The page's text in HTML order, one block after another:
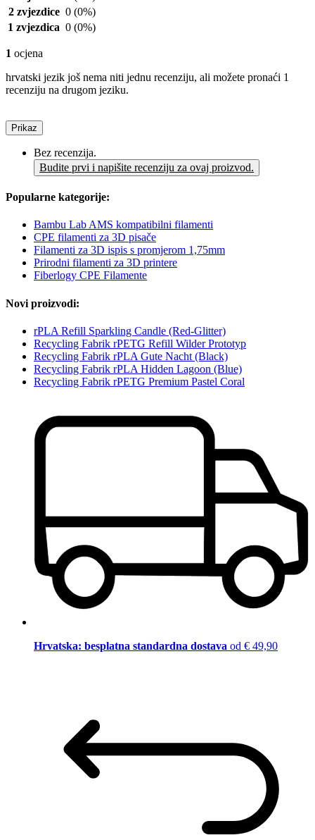
2 zvjezdice 0 (0%)
1 zvjezdica 0 (0%)
1 ocjena
hrvatski jezik još nema niti jednu recenziju, ali možete pronaći 1
recenziju na drugom jeziku.
Prikaz
Bez recenzija.
Budite prvi i napišite recenziju za ovaj proizvod.
Popularne kategorije:
Bambu Lab AMS kompatibilni filamenti
CPE filamenti za 3D pisače
Filamenti za 3D ispis s promjerom 1,75mm
Prirodni filamenti za 3D printere
Fiberlogy CPE Filamente
Novi proizvodi:
rPLA Refill Sparkling Candle (Red-Glitter)
Recycling Fabrik rPETG Refill Wilder Prototyp
Recycling Fabrik rPLA Gute Nacht (Black)
Recycling Fabrik rPLA Hidden Lagoon (Blue)
Recycling Fabrik rPETG Premium Pastel Coral
Hrvatska: besplatna standardna dostava od € 49,90